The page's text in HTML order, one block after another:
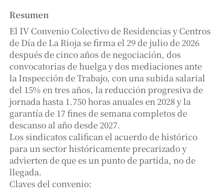
Resumen
El IV Convenio Colectivo de Residencias y Centros
de Día de La Rioja se firma el 29 de julio de 2026
después de cinco años de negociación, dos
convocatorias de huelga y dos mediaciones ante
la Inspección de Trabajo, con una subida salarial
del 15% en tres años, la reducción progresiva de
jornada hasta 1.750 horas anuales en 2028 y la
garantía de 17 fines de semana completos de
descanso al año desde 2027.
Los sindicatos califican el acuerdo de histórico
para un sector históricamente precarizado y
advierten de que es un punto de partida, no de
llegada.
Claves del convenio: